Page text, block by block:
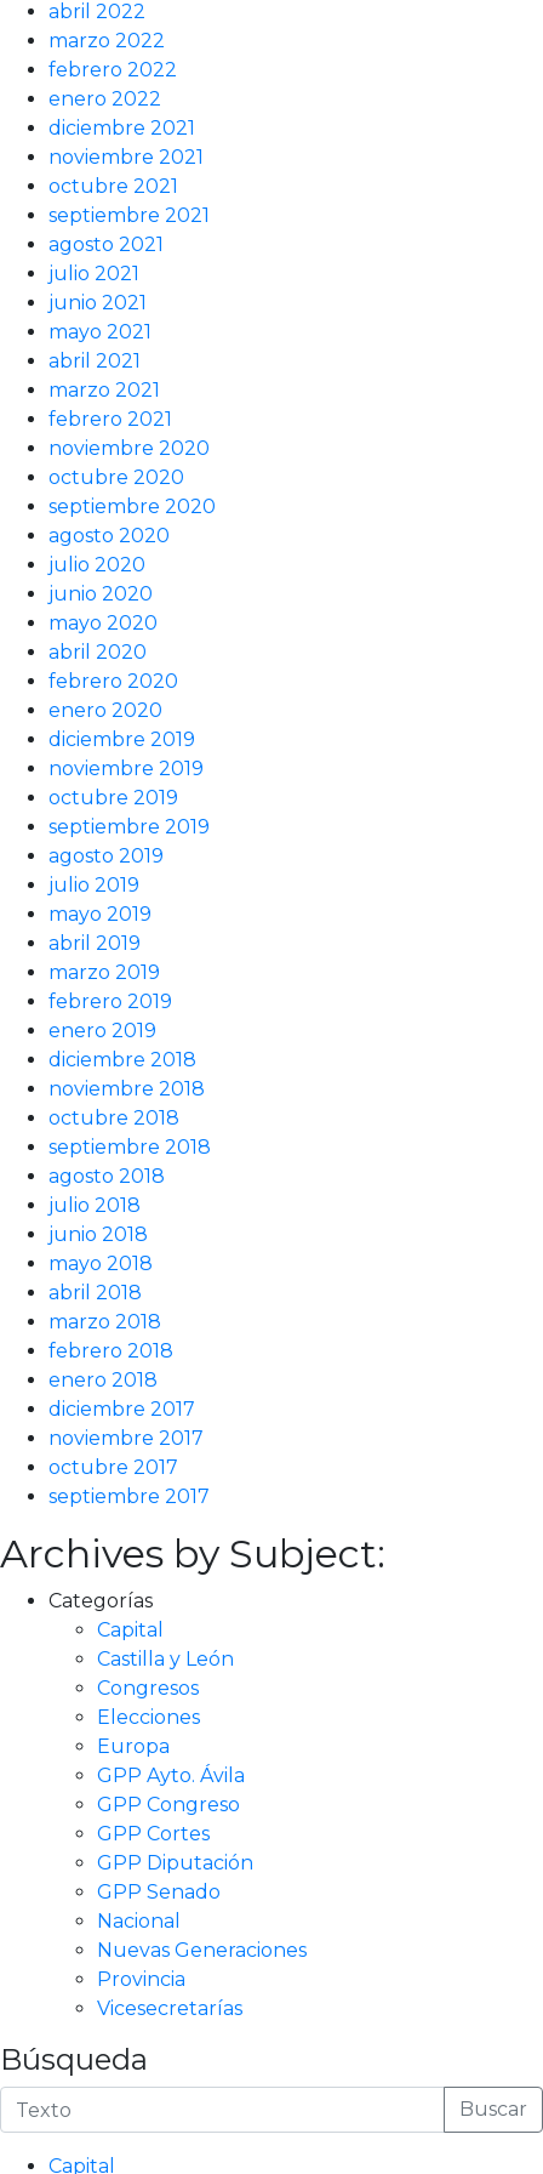
abril 2022
marzo 2022
febrero 2022
enero 2022
diciembre 2021
noviembre 2021
octubre 2021
septiembre 2021
agosto 2021
julio 2021
junio 2021
mayo 2021
abril 2021
marzo 2021
febrero 2021
noviembre 2020
octubre 2020
septiembre 2020
agosto 2020
julio 2020
junio 2020
mayo 2020
abril 2020
febrero 2020
enero 2020
diciembre 2019
noviembre 2019
octubre 2019
septiembre 2019
agosto 2019
julio 2019
mayo 2019
abril 2019
marzo 2019
febrero 2019
enero 2019
diciembre 2018
noviembre 2018
octubre 2018
septiembre 2018
agosto 2018
julio 2018
junio 2018
mayo 2018
abril 2018
marzo 2018
febrero 2018
enero 2018
diciembre 2017
noviembre 2017
octubre 2017
septiembre 2017
Archives by Subject:
Categorías
Capital
Castilla y León
Congresos
Elecciones
Europa
GPP Ayto. Ávila
GPP Congreso
GPP Cortes
GPP Diputación
GPP Senado
Nacional
Nuevas Generaciones
Provincia
Vicesecretarías
Búsqueda
Buscar
Capital